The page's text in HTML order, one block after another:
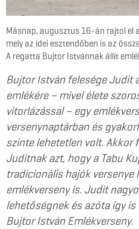
Másnap, augusztus 16-án rajtol el
mely az idei esztendőben is az
A regatta Bujtor Istvánnak állít
Bujtor István felesége Judit
emlékére – mivel élete
vitorlázással – egy
versenynaptárban és
szinte lehetetlen volt. Akkor
Juditnak azt, hogy a Tabu
tradicionális hajók versenye
emlékverseny is. Judit
lehetőségnek és azóta így
Bujtor István Emlékverseny.